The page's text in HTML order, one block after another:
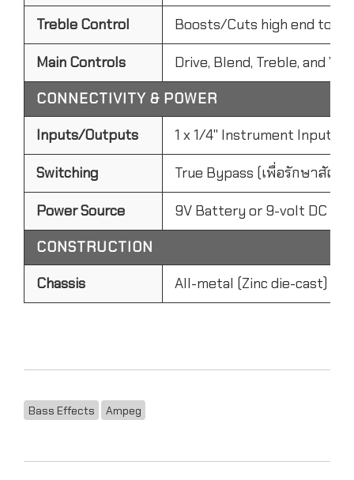
Treble Control
Boosts/Cuts high end to
Main Controls
Drive, Blend, Treble, and
CONNECTIVITY & POWER
Inputs/Outputs
1 x 1/4" Instrument Input | 1
Switching
True Bypass (เพื่อรักษาสัญญ
Power Source
9V Battery or 9-volt DC
CONSTRUCTION
Chassis
All-metal (Zinc die-cast)
Bass Effects Ampeg